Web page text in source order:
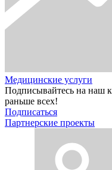
Медицинские услуги
Подписывайтесь на наш
раньше всех!
Подписаться
Партнерские проекты